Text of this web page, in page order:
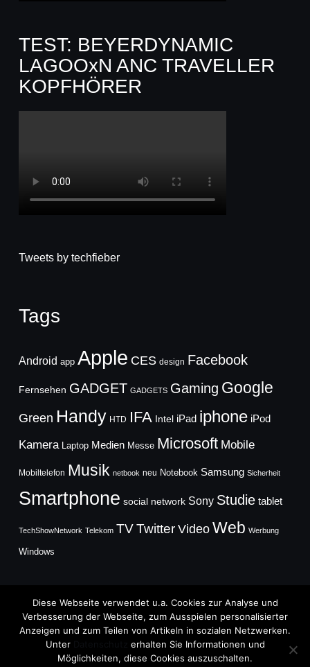
TEST: BEYERDYNAMIC
LAGOOxN ANC TRAVELLER
KOPFHÖRER
Tweets by techfieber
Tags
Android app Apple CES design Facebook
Fernsehen GADGET GADGETS Gaming Google
Green Handy HTD IFA Intel iPad iphone iPod
Kamera Laptop Medien Messe Microsoft Mobile
Mobiltelefon Musik netbook neu Notebook Samsung Sicherheit
Smartphone social network Sony Studie tablet
TechShowNetwork Telekom TVTwitter Video Web Werbung
Windows
Copyright © 2026
TechFieber Blog
Diese Webseite verwendet u.a. Cookies zur Analyse und
Verbesserung der Webseite, zum Ausspielen personalisierter
Anzeigen und zum Teilen von Artikeln in sozialen Netzwerken.
Unter
erhalten Sie Informationen und
Möglichkeiten, diese Cookies auszuschalten.